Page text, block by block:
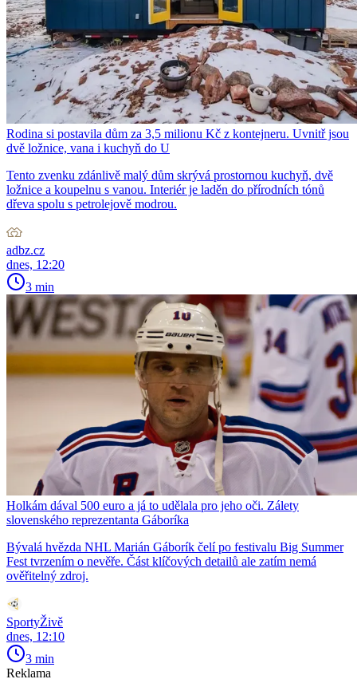
Rodina si postavila dům za 3,5 milionu Kč z kontejneru. Uvnitř jsou
dvě ložnice, vana i kuchyň do U
Tento zvenku zdánlivě malý dům skrývá prostornou kuchyň, dvě
ložnice a koupelnu s vanou. Interiér je laděn do přírodních tónů
dřeva spolu s petrolejově modrou.
adbz.cz
dnes, 12:20
3 min
Holkám dával 500 euro a já to udělala pro jeho oči. Zálety
slovenského reprezentanta Gáboríka
Bývalá hvězda NHL Marián Gáborík čelí po festivalu Big Summer
Fest tvrzením o nevěře. Část klíčových detailů ale zatím nemá
ověřitelný zdroj.
SportyŽivě
dnes, 12:10
3 min
Reklama